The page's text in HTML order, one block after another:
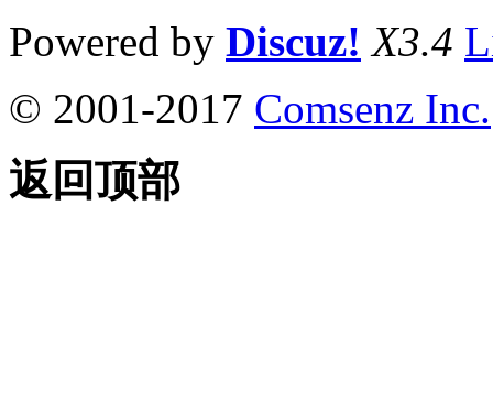
Powered by Discuz! X3.4
© 2001-2017 Comsenz Inc.
返回顶部